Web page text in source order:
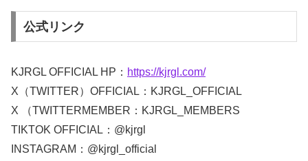
公式リンク
KJRGL OFFICIAL HP： https://kjrgl.com/
X（TWITTER）OFFICIAL：KJRGL_OFFICIAL
X （TWITTERMEMBER：KJRGL_MEMBERS
TIKTOK OFFICIAL：@kjrgl
INSTAGRAM：@kjrgl_official